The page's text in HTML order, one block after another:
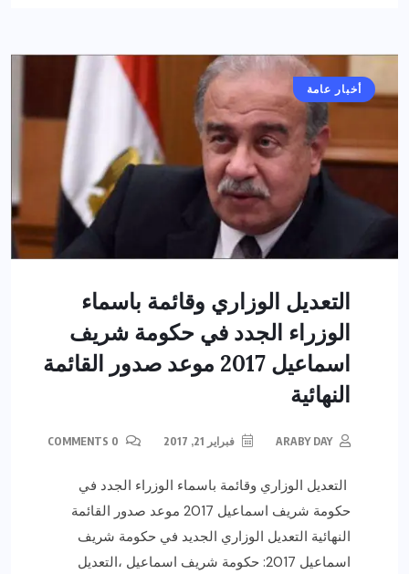
أخبار عامة
التعديل الوزاري وقائمة باسماء
الوزراء الجدد في حكومة شريف
اسماعيل 2017 موعد صدور القائمة
النهائية
ARABY DAY فبراير 21, 2017
التعديل الوزاري وقائمة باسماء الوزراء الجدد في
حكومة شريف اسماعيل 2017 موعد صدور القائمة
النهائية التعديل الوزاري الجديد في حكومة شريف
اسماعيل 2017: حكومة شريف اسماعيل ،التعديل